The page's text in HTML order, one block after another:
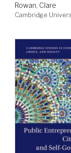
Rowan, Clare
Cambridge